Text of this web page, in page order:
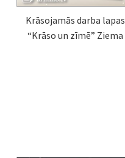
Krāsojamās darba lapas
“Krāso un zīmē” Ziema